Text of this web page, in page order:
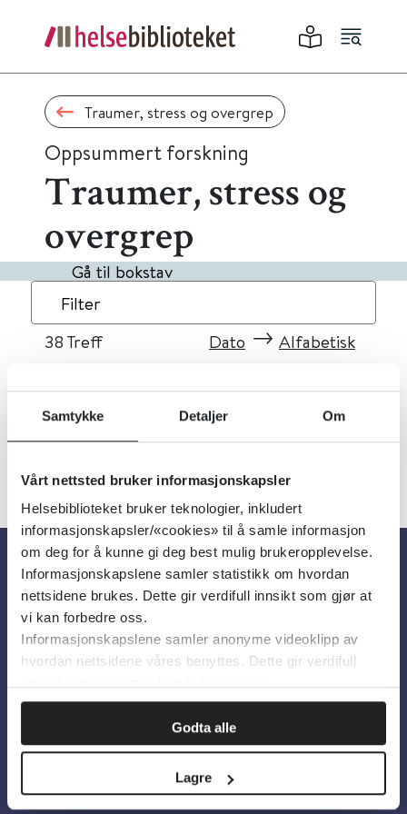
Samtykke Detaljer Om
Vårt nettsted bruker informasjonskapsler
Helsebiblioteket bruker teknologier, inkludert
informasjonskapsler/«cookies» til å samle informasjon
om deg for å kunne gi deg best mulig brukeropplevelse.
Informasjonskapslene samler statistikk om hvordan
nettsidene brukes. Dette gir verdifull innsikt som gjør at
vi kan forbedre oss.
Informasjonskapslene samler anonyme videoklipp av
hvordan nettsidene våres benyttes. Dette gir verdifull
Godta alle
Lagre
Traumer, stress og overgrep
Oppsummert forskning
Traumer, stress og
overgrep
Gå til bokstav
Filter
38 Treff Dato Alfabetisk
Om oss
Om Helsebiblioteket
Information in English
Bilder fra Colourbox.com